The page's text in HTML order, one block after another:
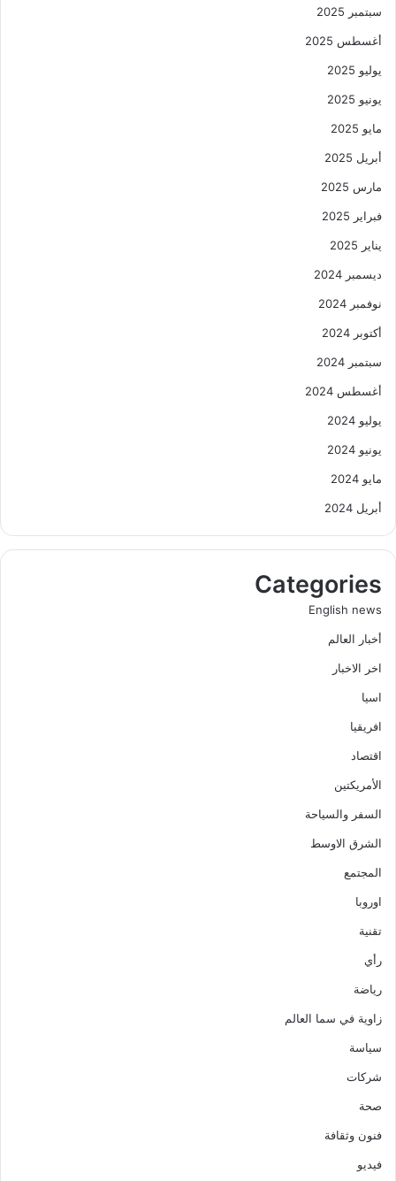
سبتمبر 2025
أغسطس 2025
يوليو 2025
يونيو 2025
مايو 2025
أبريل 2025
مارس 2025
فبراير 2025
يناير 2025
ديسمبر 2024
نوفمبر 2024
أكتوبر 2024
سبتمبر 2024
أغسطس 2024
يوليو 2024
يونيو 2024
مايو 2024
أبريل 2024
Categories
English news
أخبار العالم
اخر الاخبار
اسيا
افريقيا
اقتصاد
الأمريكتين
السفر والسياحة
الشرق الاوسط
المجتمع
اوروبا
تقنية
رأي
رياضة
زاوية في سما العالم
سياسة
شركات
صحة
فنون وثقافة
فيديو